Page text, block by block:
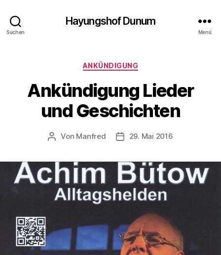
Suchen
Hayungshof Dunum
Menü
Kategorien
ANKÜNDIGUNG
Ankündigung Lieder
und Geschichten
Beitragsautor
Von Manfred Beitragsdatum
29. Mai 2016